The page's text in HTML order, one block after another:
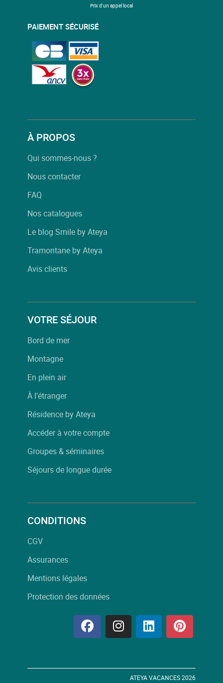
Prix d'un appel local
PAIEMENT SÉCURISÉ
À PROPOS
Qui sommes-nous ?
Nous contacter
FAQ
Nos catalogues
Le blog Smile by Ateya
Tramontane by Ateya
Avis clients
VOTRE SÉJOUR
Bord de mer
Montagne
En plein air
À l'étranger
Résidence by Ateya
Accéder à votre compte
Groupes & séminaires
Séjours de longue durée
CONDITIONS
CGV
Assurances
Mentions légales
Protection des données
ATEYA VACANCES 2026